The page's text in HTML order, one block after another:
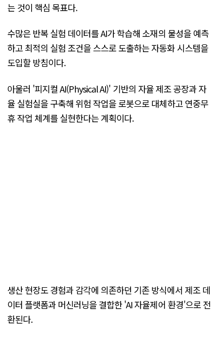
는 것이 핵심 목표다.
수많은 반복 실험 데이터를 AI가 학습해 소재의 물성을 예측
하고 최적의 실험 조건을 스스로 도출하는 자동화 시스템을
도입할 방침이다.
아울러 '피지컬 AI(Physical AI)' 기반의 자율 제조 공장과 자
율 실험실을 구축해 위험 작업을 로봇으로 대체하고 연중무
휴 작업 체계를 실현한다는 계획이다.
생산 현장도 경험과 감각에 의존하던 기존 방식에서 제조 데
이터 플랫폼과 머신러닝을 결합한 'AI 자율제어 환경'으로 전
환된다.